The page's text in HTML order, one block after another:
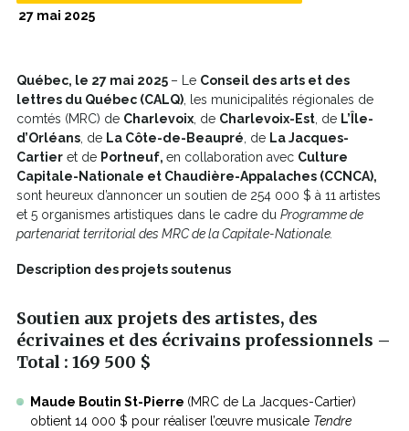
27 mai 2025
Québec, le 27 mai 2025 – Le Conseil des arts et des
lettres du Québec (CALQ) , les municipalités régionales de
comtés (MRC) de Charlevoix , de Charlevoix-Est , de L’Île-
d’Orléans , de La Côte-de-Beaupré , de La Jacques-
Cartier et de Portneuf, en collaboration avec Culture
Capitale-Nationale et Chaudière-Appalaches (CCNCA),
sont heureux d’annoncer un soutien de 254 000 $ à 11 artistes
et 5 organismes artistiques dans le cadre du Programme de
partenariat territorial des MRC de la Capitale-Nationale.
Description des projets soutenus
Soutien aux projets des artistes, des
écrivaines et des écrivains professionnels –
Total : 169 500 $
Maude Boutin St-Pierre (MRC de La Jacques-Cartier)
obtient 14 000 $ pour réaliser l’œuvre musicale Tendre